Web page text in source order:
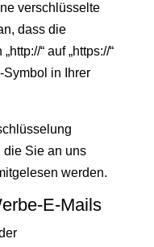
verschlüsselte
dass die
“ auf „https://“
in Ihrer
die Sie an uns
werden.
E-Mails